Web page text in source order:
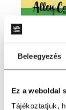
Beleegyezés
Ez a weboldal
Tájékoztatjuk,
Készleten